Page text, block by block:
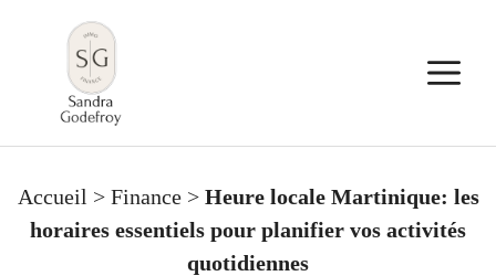
contenu
Accueil > Finance> Heure locale Martinique: les
horaires essentiels pour planifier vos activités
quotidiennes